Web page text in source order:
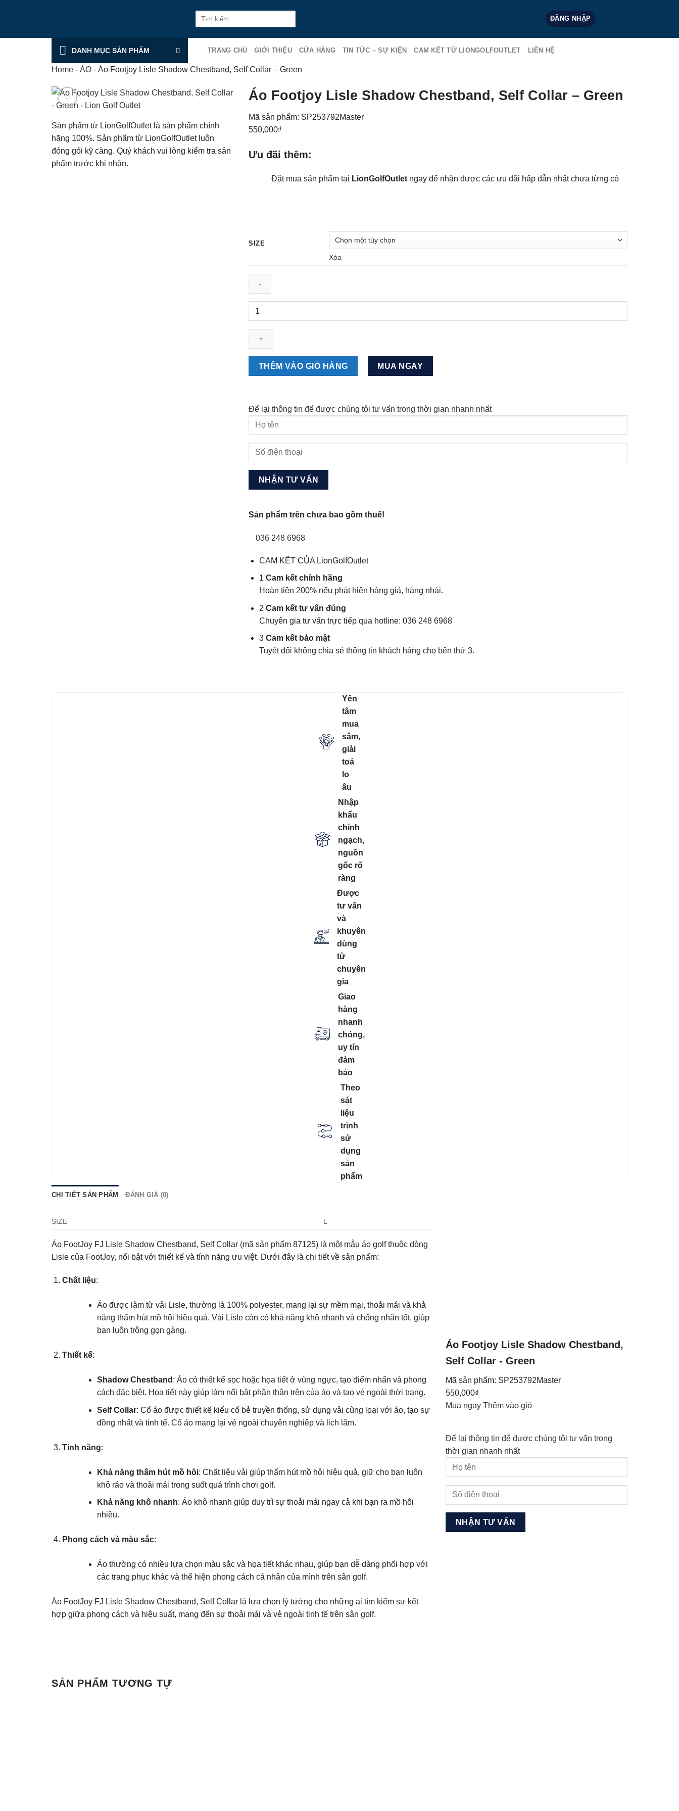
Tìm
ĐĂNG NHẬP
DANH MỤC SẢN PHẨM TRANG CHỦ GIỚI THIỆU CỬA HÀNG TIN TỨC – SỰ KIỆN CAM KẾT TỪ LIONGOLFOUTLET LIÊN HỆ
Home - ÁO - Áo Footjoy Lisle Shadow Chestband, Self Collar – Green
Sản phẩm từ LionGolfOutlet là sản phẩm chính
hãng 100%. Sản phẩm từ LionGolfOutlet luôn
đóng gói kỹ càng. Quý khách vui lòng kiểm tra sản
phẩm trước khi nhận.
Áo Footjoy Lisle Shadow Chestband, Self Collar – Green
Mã sản phẩm: SP253792Master
550,000₫
Ưu đãi thêm:
Đặt mua sản phẩm tại LionGolfOutlet ngay để nhận được các ưu đãi hấp dẫn nhất chưa từng có
SIZE
Xóa
Áo
Lisle
Shadow
Self
Collar
số
lượng
THÊM VÀO GIỎ HÀNG MUA NGAY
Để lại thông tin để được chúng tôi tư vấn trong thời gian nhanh nhất
Sản phẩm trên chưa bao gồm thuế!
036 248 6968
CAM KẾT CỦA LionGolfOutlet
1 Cam kết chính hãng
Hoàn tiền 200% nếu phát hiện hàng giả, hàng nhái.
2 Cam kết tư vấn đúng
Chuyên gia tư vấn trực tiếp qua hotline: 036 248 6968
3 Cam kết bảo mật
Tuyệt đối không chia sẻ thông tin khách hàng cho bên thứ 3.
Yên
tâm
mua
sắm,
giải
toả
lo
âu
Nhập
khẩu
chính
ngạch,
nguồn
gốc rõ
ràng
Được
tư vấn
và
khuyên
dùng
từ
chuyên
gia
Giao
hàng
nhanh
chóng,
uy tín
đảm
bảo
Theo
sát
liệu
trình
sử
dụng
sản
phẩm
CHI TIẾT SẢN PHẨM ĐÁNH GIÁ (0)
SIZE L
Áo FootJoy FJ Lisle Shadow Chestband, Self Collar (mã sản phẩm 87125) là một mẫu áo golf thuộc dòng
Lisle của FootJoy, nổi bật với thiết kế và tính năng ưu việt. Dưới đây là chi tiết về sản phẩm:
Chất liệu:
Áo được làm từ vải Lisle, thường là 100% polyester, mang lại sự mềm mại, thoải mái và khả
năng thấm hút mồ hôi hiệu quả. Vải Lisle còn có khả năng khô nhanh và chống nhăn tốt, giúp
bạn luôn trông gọn gàng.
Thiết kế:
Shadow Chestband : Áo có thiết kế sọc hoặc họa tiết ở vùng ngực, tạo điểm nhấn và phong
cách đặc biệt. Họa tiết này giúp làm nổi bật phần thân trên của áo và tạo vẻ ngoài thời trang.
Self Collar: Cổ áo được thiết kế kiểu cổ bẻ truyền thống, sử dụng vải cùng loại với áo, tạo sự
đồng nhất và tinh tế. Cổ áo mang lại vẻ ngoài chuyên nghiệp và lịch lãm.
Tính năng:
Khả năng thấm hút mồ hôi: Chất liệu vải giúp thấm hút mồ hôi hiệu quả, giữ cho bạn luôn
khô ráo và thoải mái trong suốt quá trình chơi golf.
Khả năng khô nhanh: Áo khô nhanh giúp duy trì sự thoải mái ngay cả khi bạn ra mồ hôi
nhiều.
Phong cách và màu sắc:
Áo thường có nhiều lựa chọn màu sắc và họa tiết khác nhau, giúp bạn dễ dàng phối hợp với
các trang phục khác và thể hiện phong cách cá nhân của mình trên sân golf.
Áo FootJoy FJ Lisle Shadow Chestband, Self Collar là lựa chọn lý tưởng cho những ai tìm kiếm sự kết
hợp giữa phong cách và hiệu suất, mang đến sự thoải mái và vẻ ngoài tinh tế trên sân golf.
Áo Footjoy Lisle Shadow Chestband,
Self Collar - Green
Mã sản phẩm: SP253792Master
550,000₫
Mua ngay Thêm vào giỏ
Để lại thông tin để được chúng tôi tư vấn trong
thời gian nhanh nhất
SẢN PHẨM TƯƠNG TỰ